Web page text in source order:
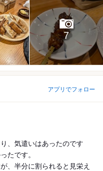
7
アプリでフォロー
、気遣いはあったのです
たです。
、半分に割られると見栄え